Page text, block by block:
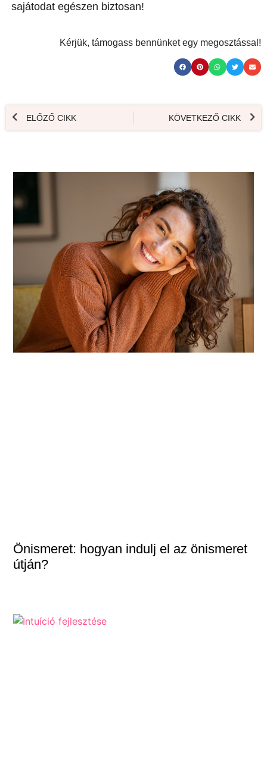
sajátodat egészen biztosan!
Kérjük, támogass bennünket egy megosztással!
ELŐZŐ CIKK KÖVETKEZŐ CIKK
Önismeret: hogyan indulj el az önismeret
útján?